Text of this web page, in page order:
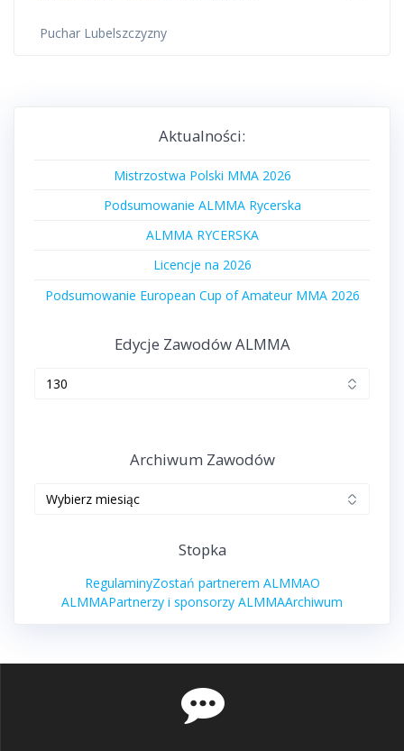
Puchar Lubelszczyzny
Aktualności:
Mistrzostwa Polski MMA 2026
Podsumowanie ALMMA Rycerska
ALMMA RYCERSKA
Licencje na 2026
Podsumowanie European Cup of Amateur MMA 2026
Edycje Zawodów ALMMA
Archiwum Zawodów
Stopka
RegulaminyZostań partnerem ALMMAO
ALMMAPartnerzy i sponsorzy ALMMAArchiwum